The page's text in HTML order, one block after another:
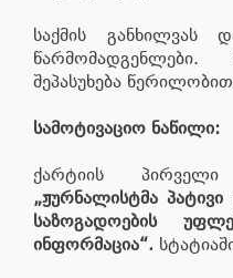
საქმის განხილვას
წარმომადგენლები.
შეპასუხება
სამოტივაციო ნაწილი:
ქარტიის პირველი
„ჟურნალისტმა
საზოგადოების
ინფორმაცია“.